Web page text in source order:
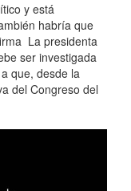
y está
habría que
La presidenta
ser investigada
que, desde la
del Congreso del